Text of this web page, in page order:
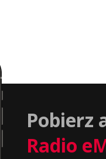
Pobierz
Radio